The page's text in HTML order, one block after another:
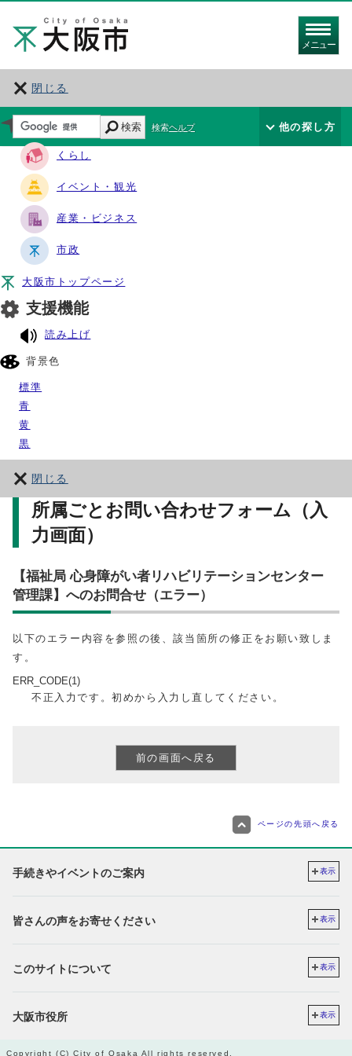
メニュー
閉じる
サイト・ナビ
くらし
イベント・観光
産業・ビジネス
市政
大阪市トップページ
支援機能
読み上げ
背景色
標準
青
黄
黒
閉じる
検索 検索ヘルプ 他の探し方
所属ごとお問い合わせフォーム（入
力画面）
【福祉局 心身障がい者リハビリテーションセンター
管理課】へのお問合せ（エラー）
以下のエラー内容を参照の後、該当箇所の修正をお願い致しま
す。
ERR_CODE(1)
不正入力です。初めから入力し直してください。
ページの先頭へ戻る
手続きやイベントのご案内 表示
皆さんの声をお寄せください 表示
このサイトについて 表示
大阪市役所 表示
Copyright (C) City of Osaka All rights reserved.